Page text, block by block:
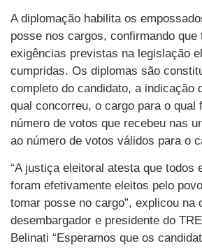
A diplomação habilita os
posse nos cargos, confirmando que
exigências previstas na legislação
cumpridas. Os diplomas são
completo do candidato, a indicação
qual concorreu, o cargo para o qual
número de votos que recebeu nas
ao número de votos válidos para o
“A justiça eleitoral atesta que todos
foram efetivamente eleitos pelo
tomar posse no cargo”, explicou na
desembargador e presidente do
Belinati “Esperamos que os